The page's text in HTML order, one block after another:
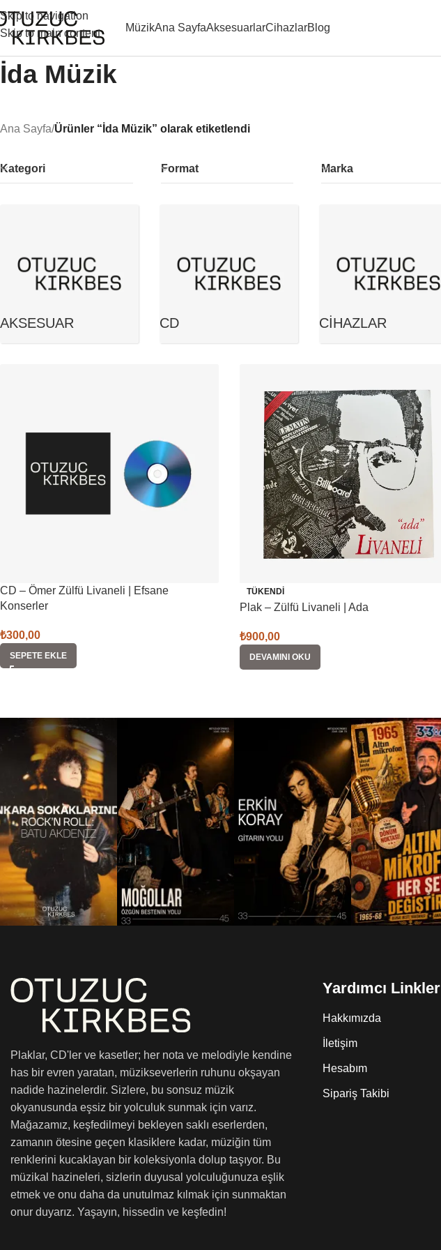
Skip to navigation
Skip to main content
MüzikAna SayfaAksesuarlarCihazlarBlog
İda Müzik
Ana Sayfa/Ürünler “İda Müzik” olarak etiketlendi
Kategori Format Marka
AKSESUAR CD CIHAZLAR
CD – Ömer Zülfü Livaneli | Efsane
Konserler
₺300,00
SEPETE EKLE
TÜKENDI
Plak – Zülfü Livaneli | Ada
₺900,00
DEVAMINI OKU
Plaklar, CD'ler ve kasetler; her nota ve melodiyle kendine
has bir evren yaratan, müzikseverlerin ruhunu okşayan
nadide hazinelerdir. Sizlere, bu sonsuz müzik
okyanusunda eşsiz bir yolculuk sunmak için varız.
Mağazamız, keşfedilmeyi bekleyen saklı eserlerden,
zamanın ötesine geçen klasiklere kadar, müziğin tüm
renklerini kucaklayan bir koleksiyonla dolup taşıyor. Bu
müzikal hazineleri, sizlerin duyusal yolculuğunuza eşlik
etmek ve onu daha da unutulmaz kılmak için sunmaktan
onur duyarız. Yaşayın, hissedin ve keşfedin!
Yardımcı Linkler
Hakkımızda
İletişim
Hesabım
Sipariş Takibi